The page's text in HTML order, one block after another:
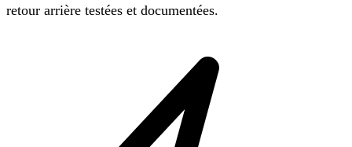
retour arrière testées et documentées.